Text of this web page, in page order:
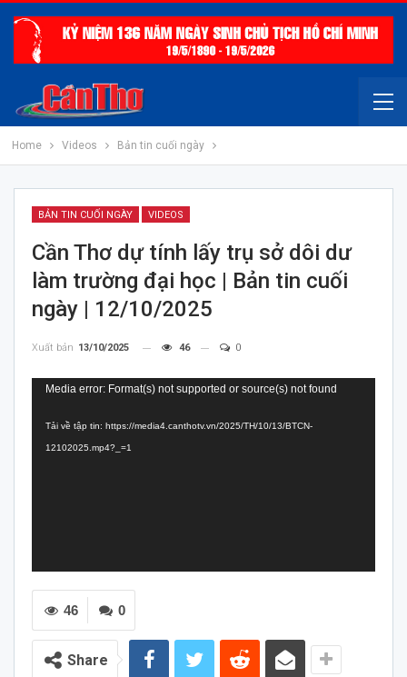
Home Videos Bản tin cuối ngày
BẢN TIN CUỐI NGÀY VIDEOS
Cần Thơ dự tính lấy trụ sở dôi dư
làm trường đại học | Bản tin cuối
ngày | 12/10/2025
Xuất bản 13/10/2025 46 0
Trình
Video
Media error: Format(s) not supported or source(s) not found
Tải về tập tin: https://media4.canthotv.vn/2025/TH/10/13/BTCN-
12102025.mp4?_=1
0
46
Share